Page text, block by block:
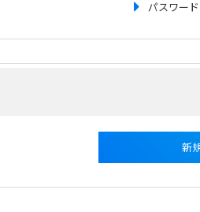
パスワー
新